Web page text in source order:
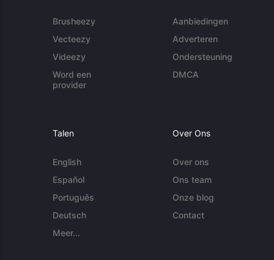
Brusheezy
Vecteezy
Videezy
Word een
provider
Aanbiedingen
Adverteren
Ondersteuning
DMCA
Talen
English
Español
Português
Deutsch
Meer...
Over Ons
Over ons
Ons team
Onze blog
Contact